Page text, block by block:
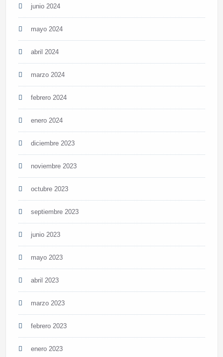
junio 2024
mayo 2024
abril 2024
marzo 2024
febrero 2024
enero 2024
diciembre 2023
noviembre 2023
octubre 2023
septiembre 2023
junio 2023
mayo 2023
abril 2023
marzo 2023
febrero 2023
enero 2023